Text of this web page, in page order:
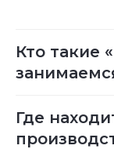
Кто такие
Где